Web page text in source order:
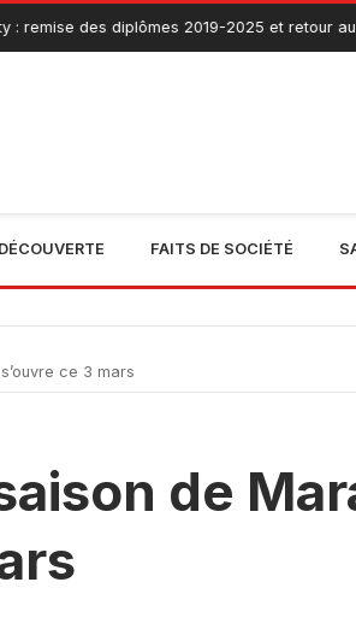
des diplômes 2019-2025 et retour au beau
DÉCOUVERTE FAITS DE SOCIÉTÉ
ce 3 mars
de